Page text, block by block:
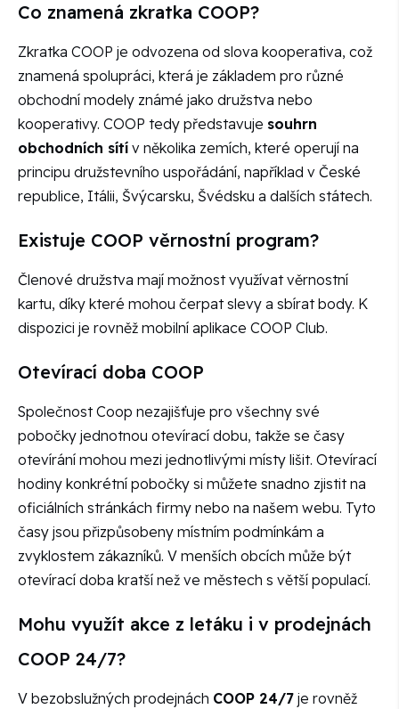
Co znamená zkratka COOP?
Zkratka COOP je odvozena od slova kooperativa, což
znamená spolupráci, která je základem pro různé
obchodní modely známé jako družstva nebo
kooperativy. COOP tedy představuje souhrn
obchodních sítí v několika zemích, které operují na
principu družstevního uspořádání, například v České
republice, Itálii, Švýcarsku, Švédsku a dalších státech.
Existuje COOP věrnostní program?
Členové družstva mají možnost využívat věrnostní
kartu, díky které mohou čerpat slevy a sbírat body. K
dispozici je rovněž mobilní aplikace COOP Club.
Otevírací doba COOP
Společnost Coop nezajišťuje pro všechny své
pobočky jednotnou otevírací dobu, takže se časy
otevírání mohou mezi jednotlivými místy lišit. Otevírací
hodiny konkrétní pobočky si můžete snadno zjistit na
oficiálních stránkách firmy nebo na našem webu. Tyto
časy jsou přizpůsobeny místním podmínkám a
zvyklostem zákazníků. V menších obcích může být
otevírací doba kratší než ve městech s větší populací.
Mohu využít akce z letáku i v prodejnách
COOP 24/7?
V bezobslužných prodejnách COOP 24/7 je rovněž